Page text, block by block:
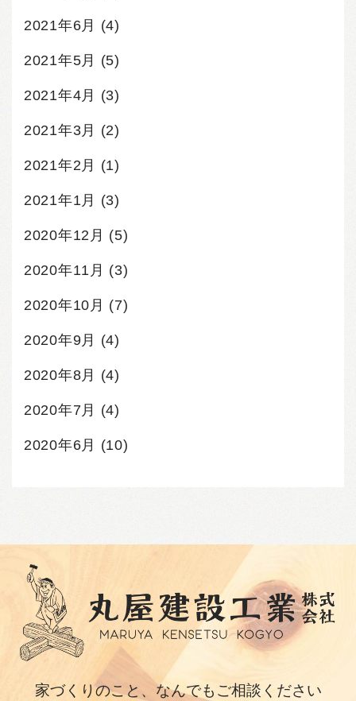
2021年6月 (4)
2021年5月 (5)
2021年4月 (3)
2021年3月 (2)
2021年2月 (1)
2021年1月 (3)
2020年12月 (5)
2020年11月 (3)
2020年10月 (7)
2020年9月 (4)
2020年8月 (4)
2020年7月 (4)
2020年6月 (10)
家づくりのこと、なんでもご相談ください